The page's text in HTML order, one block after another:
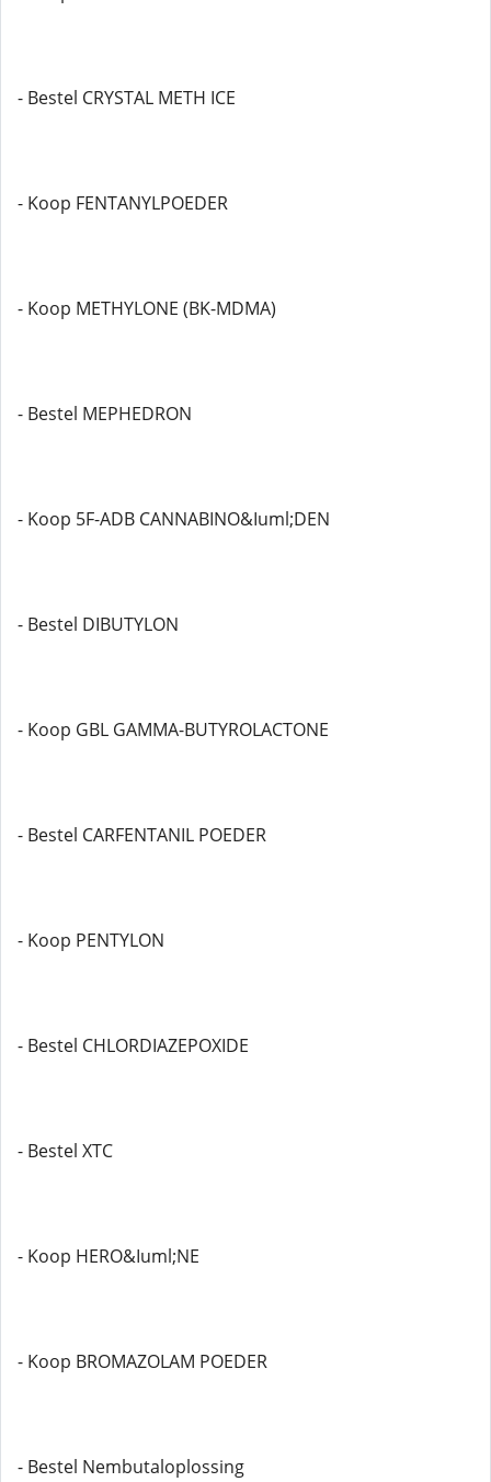
- Bestel CRYSTAL METH ICE
- Koop FENTANYLPOEDER
- Koop METHYLONE (BK-MDMA)
- Bestel MEPHEDRON
- Koop 5F-ADB CANNABINO&Iuml;DEN
- Bestel DIBUTYLON
- Koop GBL GAMMA-BUTYROLACTONE
- Bestel CARFENTANIL POEDER
- Koop PENTYLON
- Bestel CHLORDIAZEPOXIDE
- Bestel XTC
- Koop HERO&Iuml;NE
- Koop BROMAZOLAM POEDER
- Bestel Nembutaloplossing